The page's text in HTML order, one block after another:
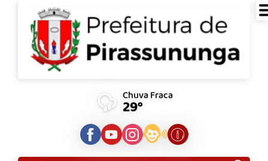
Chuva Fraca
29°